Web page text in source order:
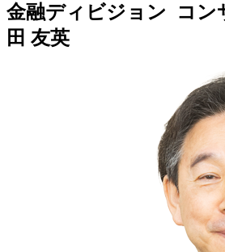
金融ディビジョン コン
田 友英